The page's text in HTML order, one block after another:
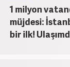
1 milyon
müjdesi:
bir ilk!